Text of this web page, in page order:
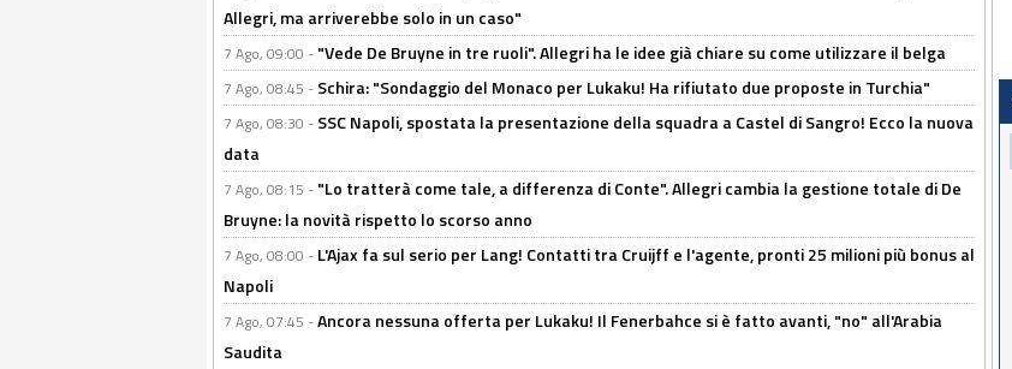
Allegri, ma arriverebbe solo in un caso"
7 Ago, 09:00 - "Vede De Bruyne in tre ruoli". Allegri ha le idee già chiare su come utilizzare il belga
7 Ago, 08:45 - Schira: "Sondaggio del Monaco per Lukaku! Ha rifiutato due proposte in Turchia"
7 Ago, 08:30 - SSC Napoli, spostata la presentazione della squadra a Castel di Sangro! Ecco la nuova
data
7 Ago, 08:15 - "Lo tratterà come tale, a differenza di Conte". Allegri cambia la gestione totale di De
Bruyne: la novità rispetto lo scorso anno
7 Ago, 08:00 - L'Ajax fa sul serio per Lang! Contatti tra Cruijff e l'agente, pronti 25 milioni più bonus al
Napoli
7 Ago, 07:45 -Ancora nessuna offerta per Lukaku! Il Fenerbahce si è fatto avanti, "no" all'Arabia
Saudita